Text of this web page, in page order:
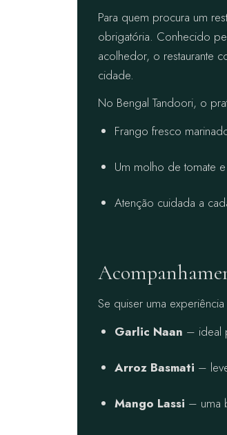
Para quem procura um
obrigatória. Conhecido
acolhedor, o restaurante
cidade.
No Bengal Tandoori, o
Frango fresco
Um molho de tomate
Atenção cuidada a
Se quiser uma
Garlic Naan – ideal
Arroz Basmati –
Mango Lassi – uma